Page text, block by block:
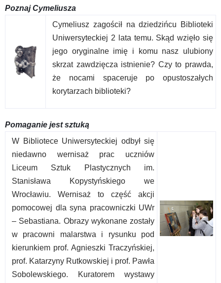
Poznaj Cymeliusza
Cymeliusz zagościł na dziedzińcu Biblioteki
Uniwersyteckiej 2 lata temu. Skąd wzięło się
jego oryginalne imię i komu nasz ulubiony
skrzat zawdzięcza istnienie? Czy to prawda,
że nocami spaceruje po opustoszałych
korytarzach biblioteki?
Pomaganie jest sztuką
W Bibliotece Uniwersyteckiej odbył się
niedawno wernisaż prac uczniów
Liceum Sztuk Plastycznych im.
Stanisława Kopystyńskiego we
Wrocławiu. Wernisaż to część akcji
pomocowej dla syna pracowniczki UWr
– Sebastiana. Obrazy wykonane zostały
w pracowni malarstwa i rysunku pod
kierunkiem prof. Agnieszki Traczyńskiej,
prof. Katarzyny Rutkowskiej i prof. Pawła
Sobolewskiego. Kuratorem wystawy